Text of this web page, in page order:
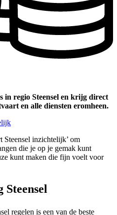
regio Steensel en krijg direct
en alle diensten eromheen.
inzichtelijk’ om
die je op je gemak kunt
kunt maken die fijn voelt voor
regelen is een van de beste